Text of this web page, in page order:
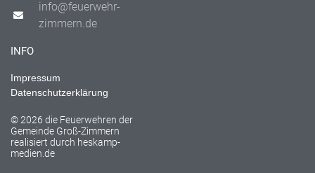
info@feuerwehr-
zimmern.de
INFO
Impressum
Datenschutzerklärung
© 2026 die Feuerwehren der
Gemeinde Groß-Zimmern
realisiert durch heskamp-
medien.de